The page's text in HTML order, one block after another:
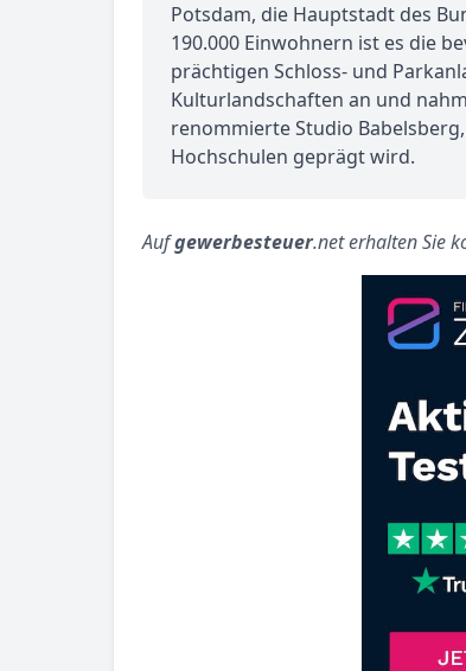
Potsdam, die Hauptstadt des
190.000 Einwohnern ist es die
prächtigen Schloss- und
Kulturlandschaften an und
renommierte Studio
Hochschulen geprägt wird.
Aufgewerbesteuer.net erhalten Sie